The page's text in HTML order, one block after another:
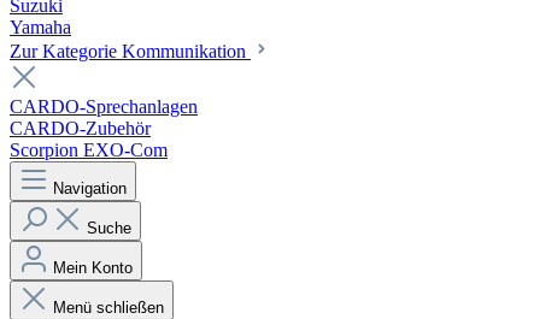
Suzuki
Yamaha
Zur Kategorie Kommunikation
CARDO-Sprechanlagen
CARDO-Zubehör
Scorpion EXO-Com
Navigation
Suche
Mein Konto
Menü schließen